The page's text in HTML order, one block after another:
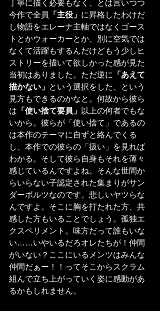
丁寧に描く必要もなく、とは言いつつ
今作で全員
「主役」 に昇格したわけだ
し物語をエレーナ主軸ではなくゴース
トとかウォーカーとか、別に空気では
なくて活躍もするんだけどもう少しヒ
ストリーを描いて欲しかった感が見た
当初はありました。ただ逆に
「あえて
描かない」 という選択をした、という
見方もできるのかなと。何故から彼ら
は 「使い捨て要員」
以上の何者でもな
いから。彼らが「使い捨て」であるの
は本作のテーマに自ずと絡んでくる
し、本作での彼らの「扱い」を見れば
わかる。そして彼ら自身もそれを薄々
感じているんですよね。そんな世間か
らいらない子認定された集まりがサン
ダーボルツなのです。悲しいヤツらな
んですよ。そこに胸を打たれた方、共
感した方もいることでしょう。孤独エ
クスペリメント。味方だって誰もいな
い……いやいるだろオレたちが！仲間
がいない？ここにいるメンツはみんな
仲間だぁー！！ってそこからスクラム
組んで立ち上がっていく姿に感動があ
るかもしれません。